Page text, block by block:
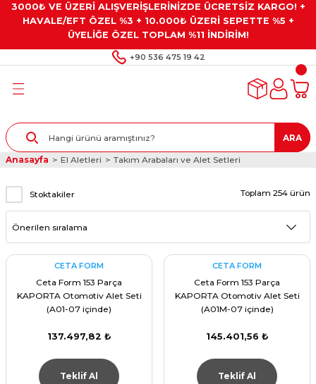
3000₺ VE ÜZERİ ALIŞVERİŞLERİNİZDE ÜCRETSİZ KARGO! +
HAVALE/EFT ÖZEL %3 + 10.000₺ ÜZERİ SEPETTE %5 +
ÜYELİĞE ÖZEL TOPLAM %11 İNDİRİM!
+90 536 475 19 42
Geri Dön
Geri Dön
Geri Dön
Gresler
Ve Taşlama Sıvıları
Geri Dön
Alet Setleri
ve Aksesuarları
Uçlar
ve Multimetreler
ve Penseler
Geri Dön
Taşları ve
ARA
Anasayfa El Aletleri Takım Arabaları ve Alet Setleri
Stoktakiler Toplam 254 ürün
CETA FORM
Ceta Form 153 Parça
KAPORTA Otomotiv Alet Seti
(A01-07 içinde)
137.497,82 ₺
Teklif Al
CETA FORM
Ceta Form 153 Parça
KAPORTA Otomotiv Alet Seti
(A01M-07 içinde)
145.401,56 ₺
Teklif Al